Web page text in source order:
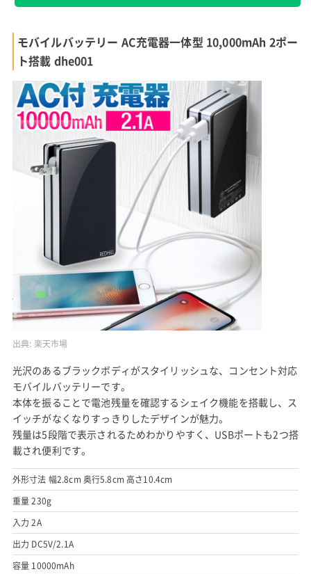
モバイルバッテリー AC充電器一体型 10,000mAh 2ポー
ト搭載 dhe001
出典: 楽天市場
光沢のあるブラックボディがスタイリッシュな、コンセント対応
モバイルバッテリーです。
本体を振ることで電池残量を確認するシェイク機能を搭載し、ス
イッチがなくなりすっきりしたデザインが魅力。
残量は5段階で表示されるためわかりやすく、USBポートも2つ搭
載され便利です。
外形寸法 幅2.8cm 奥行5.8cm 高さ10.4cm
重量 230g
入力 2A
出力 DC5V/2.1A
容量 10000mAh